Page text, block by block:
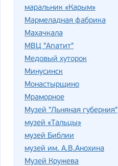
маральник «Карым»
Мармеладная фабрика
Махачкала
МВЦ "Апатит"
Медовый хуторок
Минусинск
Монастырщино
Мраморное
Музей "Льняная губерния"
музей «Тальцы»
музей Библии
музей им. А.В.Анохина
Музей Кружева